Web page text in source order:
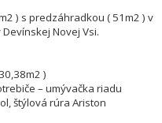
) s predzáhradkou ( 51m2 ) v
Novej Vsi.
)
– umývačka riadu
štýlová rúra Ariston